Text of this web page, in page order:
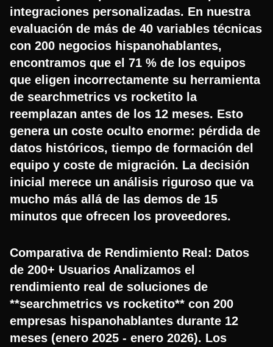
integraciones personalizadas. En nuestra
evaluación de más de 40 variables técnicas
con 200 negocios hispanohablantes,
encontramos que el 71 % de los equipos
que eligen incorrectamente su herramienta
de searchmetrics vs rocketito la
reemplazan antes de los 12 meses. Esto
genera un coste oculto enorme: pérdida de
datos históricos, tiempo de formación del
equipo y coste de migración. La decisión
inicial merece un análisis riguroso que va
mucho más allá de las demos de 15
minutos que ofrecen los proveedores.
Comparativa de Rendimiento Real: Datos
de 200+ Usuarios Analizamos el
rendimiento real de soluciones de
**searchmetrics vs rocketito** con 200
empresas hispanohablantes durante 12
meses (enero 2025 - enero 2026). Los